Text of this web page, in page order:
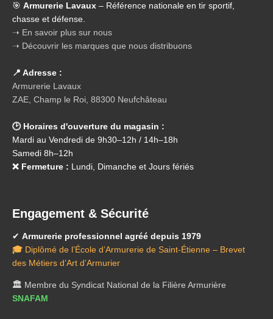
🎯 Armurerie Lavaux – Référence nationale en tir sportif,
chasse et défense.
➝ En savoir plus sur nous
➝ Découvrir les marques que nous distribuons
📍 Adresse :
Armurerie Lavaux
ZAE, Champ le Roi, 88300 Neufchâteau
🕑 Horaires d'ouverture du magasin :
Mardi au Vendredi de 9h30–12h / 14h–18h
Samedi 8h–12h
❌ Fermeture : Lundi, Dimanche et Jours fériés
Engagement & Sécurité
✔ Armurerie professionnel agréé depuis 1979
🎓 Diplômé de l’École d’Armurerie de Saint-Étienne – Brevet
des Métiers d’Art d’Armurier
🏛️ Membre du Syndicat National de la Filière Armurière
SNAFAM